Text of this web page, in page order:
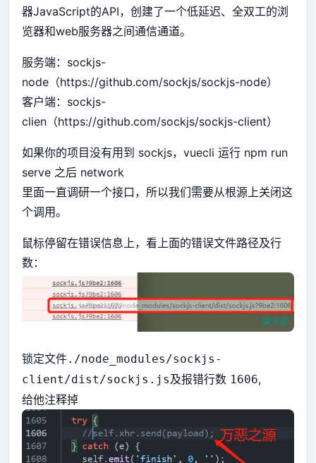
器JavaScript的API，创建了一个低延迟、全双工的浏
览器和web服务器之间通信通道。
服务端：sockjs-
node（https://github.com/sockjs/sockjs-node）
客户端：sockjs-
clien（https://github.com/sockjs/sockjs-client）
如果你的项目没有用到 sockjs，vuecli 运行 npm run
serve 之后 network
里面一直调研一个接口，所以我们需要从根源上关闭这
个调用。
鼠标停留在错误信息上，看上面的错误文件路径及行
数：
锁定文件./node_modules/sockjs-
client/dist/sockjs.js及报错行数 1606,
给他注释掉